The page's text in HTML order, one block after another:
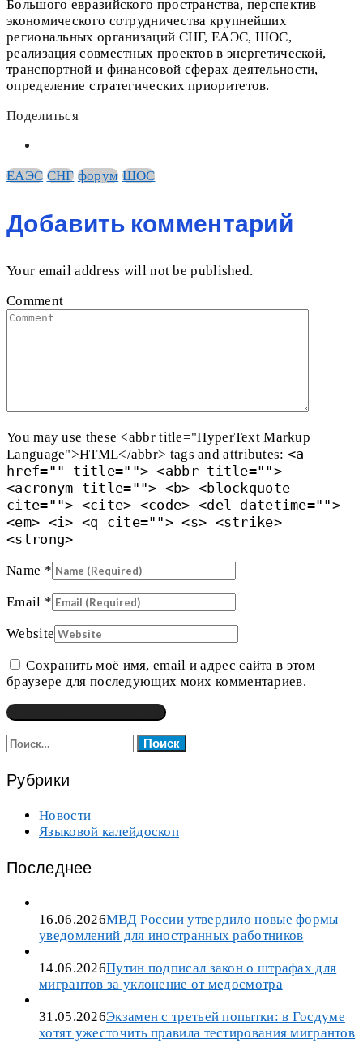
Большого евразийского пространства, перспектив
экономического сотрудничества крупнейших
региональных организаций СНГ, ЕАЭС, ШОС,
реализация совместных проектов в энергетической,
транспортной и финансовой сферах деятельности,
определение стратегических приоритетов.
Поделиться
ЕАЭС СНГ форум ШОС
Добавить комментарий
Your email address will not be published.
Comment
You may use these <abbr title="HyperText Markup
Language">HTML</abbr> tags and attributes: <a
href="" title=""> <abbr title="">
<acronym title=""> <b> <blockquote
cite=""> <cite> <code> <del datetime="">
<em> <i> <q cite=""> <s> <strike>
<strong>
Name *
Email *
Website
Сохранить моё имя, email и адрес сайта в этом
браузере для последующих моих комментариев.
Найти:
Рубрики
Новости
Языковой калейдоскоп
Последнее
16.06.2026МВД России утвердило новые формы
уведомлений для иностранных работников
14.06.2026Путин подписал закон о штрафах для
мигрантов за уклонение от медосмотра
31.05.2026Экзамен с третьей попытки: в Госдуме
хотят ужесточить правила тестирования мигрантов